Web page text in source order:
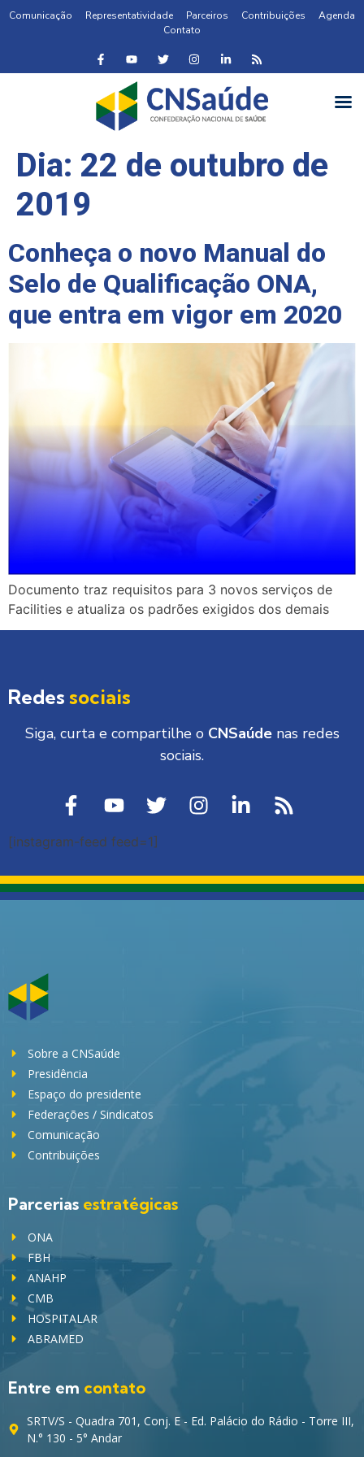
Comunicação Representatividade Parceiros Contribuições
Agenda
Contato
Dia: 22 de outubro de
2019
Conheça o novo Manual do
Selo de Qualificação ONA,
que entra em vigor em 2020
Documento traz requisitos para 3 novos serviços de
Facilities e atualiza os padrões exigidos dos demais
Redes sociais
Siga, curta e compartilhe o CNSaúdenas redes
sociais.
[instagram-feed feed=1]
Sobre a CNSaúde
Presidência
Espaço do presidente
Federações / Sindicatos
Comunicação
Contribuições
Parcerias estratégicas
ONA
FBH
ANAHP
CMB
HOSPITALAR
ABRAMED
Entre em contato
SRTV/S - Quadra 701, Conj. E - Ed. Palácio do Rádio - Torre III,
N.° 130 - 5° Andar